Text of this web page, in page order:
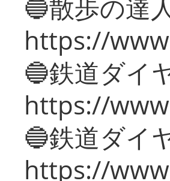
🔵散歩の達
https://
🔵鉄道ダイ
https://
🔵鉄道ダイ
https://